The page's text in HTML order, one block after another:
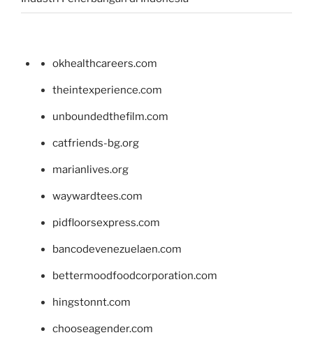
okhealthcareers.com
theintexperience.com
unboundedthefilm.com
catfriends-bg.org
marianlives.org
waywardtees.com
pidfloorsexpress.com
bancodevenezuelaen.com
bettermoodfoodcorporation.com
hingstonnt.com
chooseagender.com